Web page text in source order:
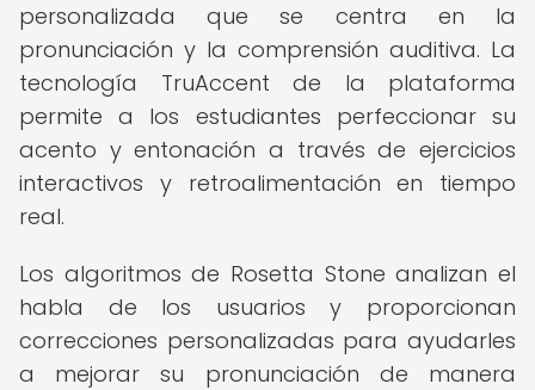
personalizada que se centra en la
pronunciación y la comprensión auditiva. La
tecnología TruAccent de la plataforma
permite a los estudiantes perfeccionar su
acento y entonación a través de ejercicios
interactivos y retroalimentación en tiempo
real.
Los algoritmos de Rosetta Stone analizan el
habla de los usuarios y proporcionan
correcciones personalizadas para ayudarles
a mejorar su pronunciación de manera